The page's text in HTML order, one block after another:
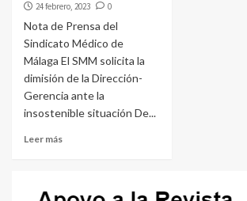
24 febrero, 2023
0
Nota de Prensa del
Sindicato Médico de
Málaga El SMM solicita la
dimisión de la Dirección-
Gerencia ante la
insostenible situación De...
Leer más